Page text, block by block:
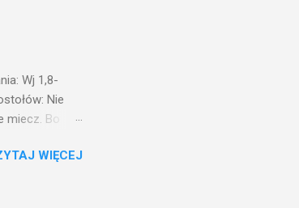
się
Wj 1,8-
Nie
miecz. Bo
I kto kocha
WIĘCEJ